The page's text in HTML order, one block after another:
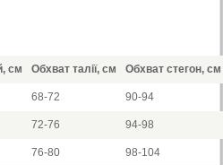
см Обхват талії, см Обхват стегон, см
68-72 90-94
72-76 94-98
76-80 98-104